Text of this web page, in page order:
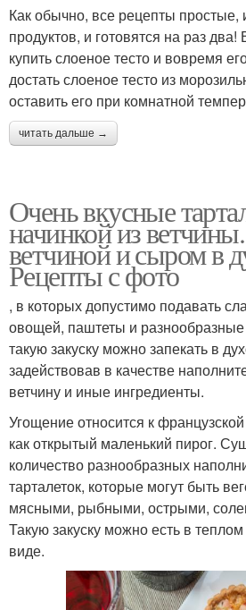
Как обычно, все рецепты простые,
продуктов, и готовятся на раз
купить слоеное тесто и вовремя
достать слоеное тесто из
оставить его при комнатной
читать дальше →
Очень вкусные
начинкой из
ветчиной и сыром в
Рецепты с фото
, в которых допустимо подавать
овощей, паштеты и
такую закуску можно запекать в
задействовав в качестве
ветчину и иные ингредиенты.
Угощение относится к
как открытый маленький пирог.
количество разнообразных
тарталеток, которые могут быть
мясными, рыбными, острыми,
Такую закуску можно есть в
виде.